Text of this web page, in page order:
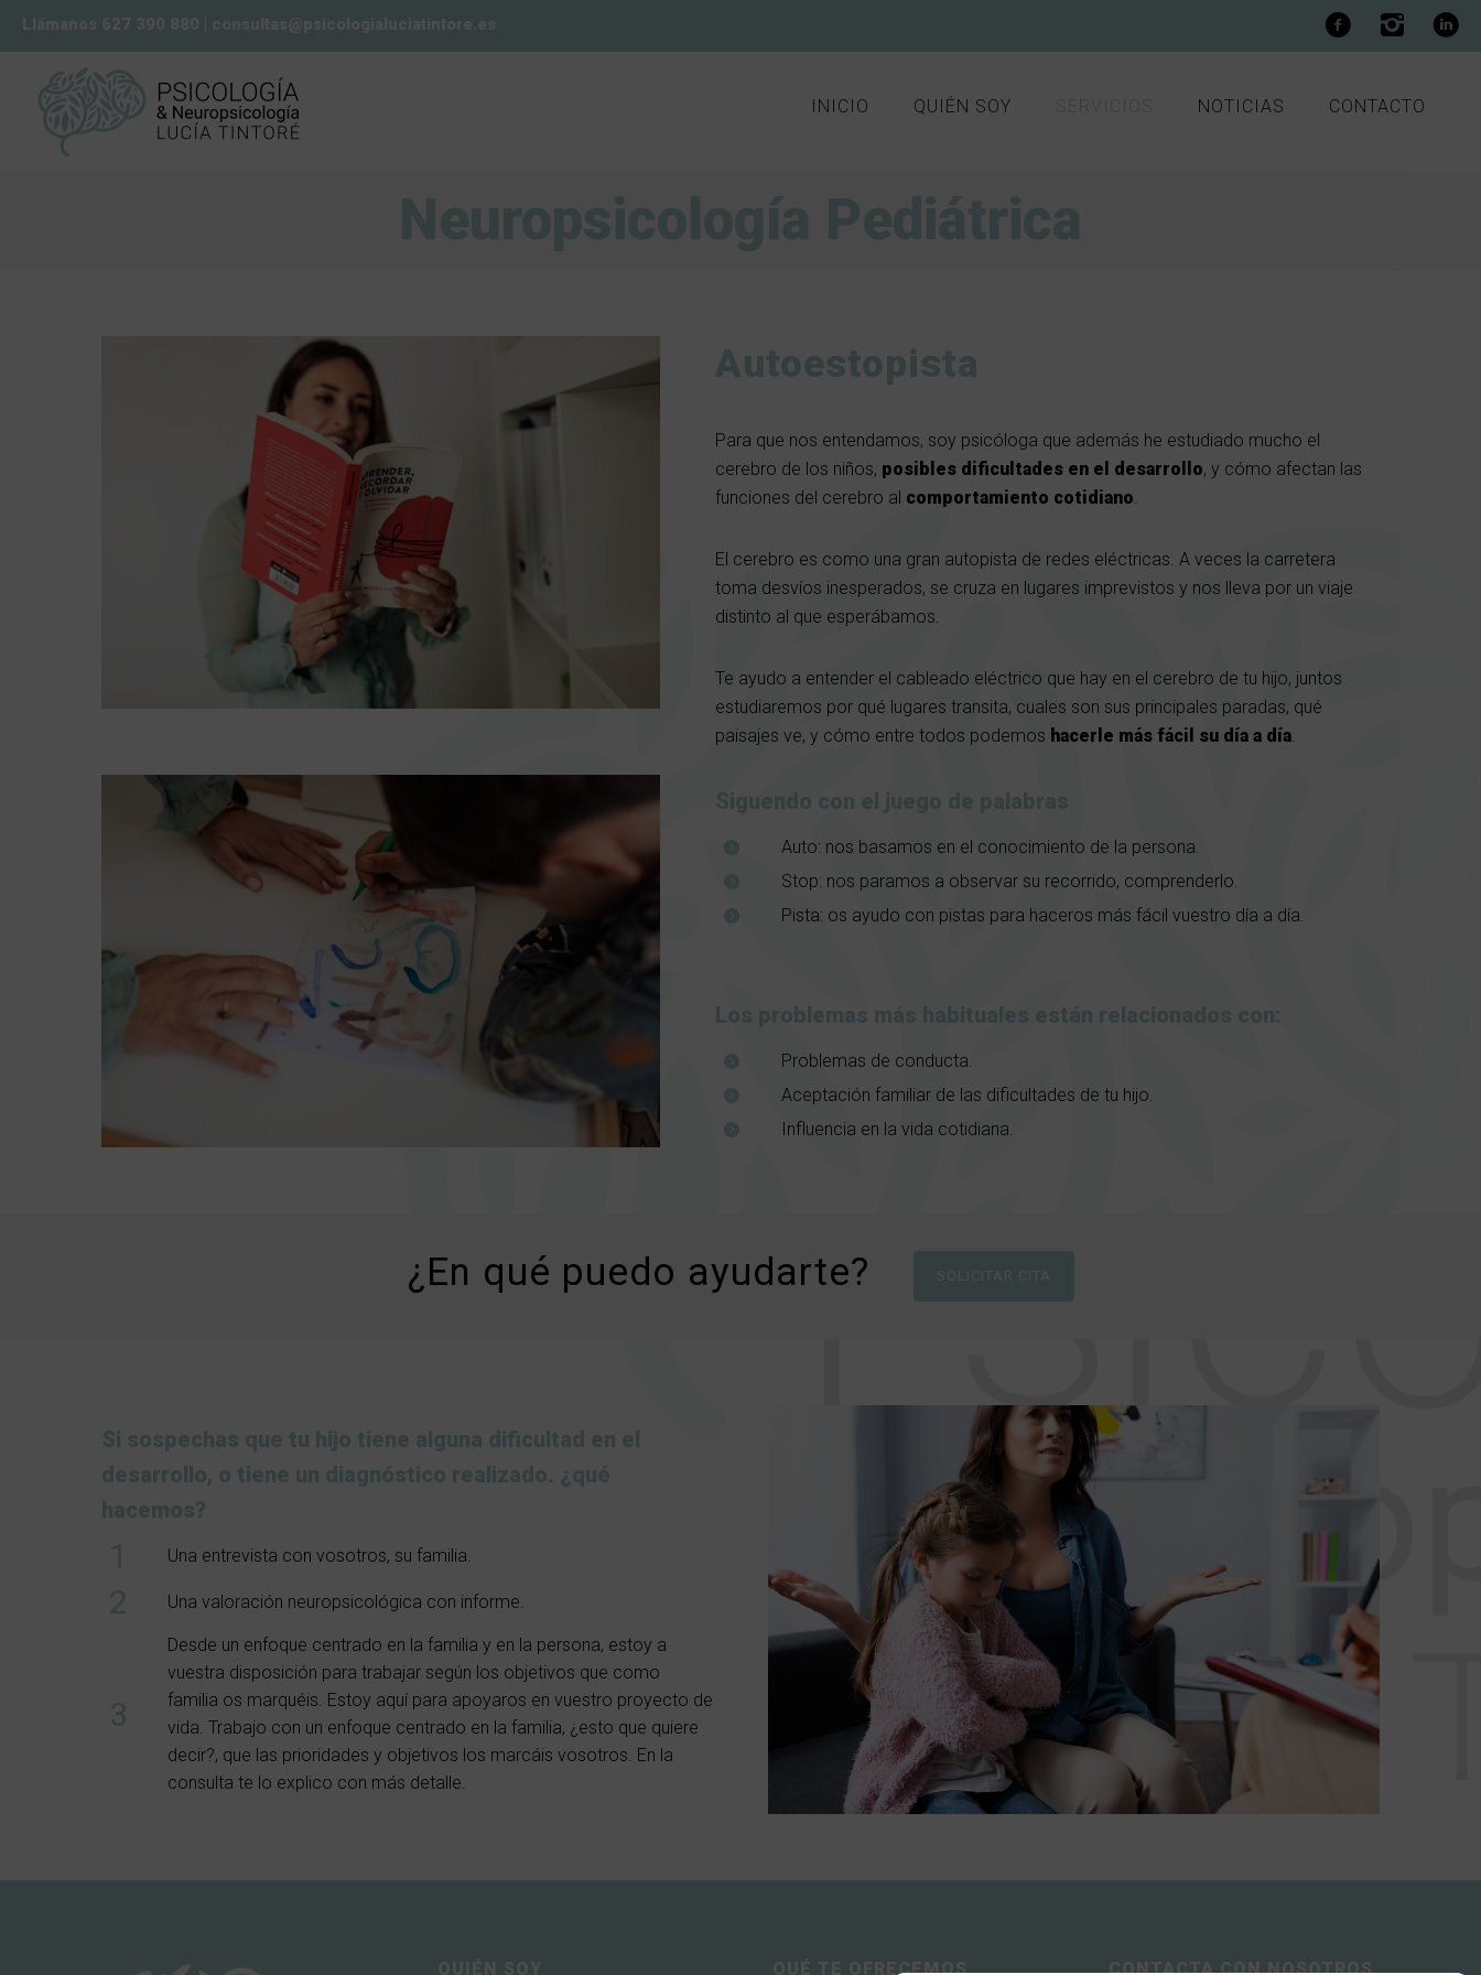
Llámanos 627 390 880 consultas@psicologialuciatintore.es
INICIO QUIÉN SOY SERVICIOS NOTICIAS CONTACTO
Autoestopista
Para que nos entendamos, soy psicóloga que además he estudiado mucho el
cerebro de los niños, posibles dificultades en el desarrollo, y cómo afectan las
funciones del cerebro al comportamiento cotidiano.
El cerebro es como una gran autopista de redes eléctricas. A veces la carretera
toma desvíos inesperados, se cruza en lugares imprevistos y nos lleva por un viaje
distinto al que esperábamos.
Te ayudo a entender el cableado eléctrico que hay en el cerebro de tu hijo, juntos
estudiaremos por qué lugares transita, cuales son sus principales paradas, qué
paisajes ve, y cómo entre todos podemos hacerle más fácil su día a día.
Siguendo con el juego de palabras
Auto: nos basamos en el conocimiento de la persona.
Stop: nos paramos a observar su recorrido, comprenderlo.
Pista: os ayudo con pistas para haceros más fácil vuestro día a día.
Los problemas más habituales están relacionados con:
Problemas de conducta.
Aceptación familiar de las dificultades de tu hijo.
Influencia en la vida cotidiana.
¿En qué puedo ayudarte? SOLICITAR CITA
Si sospechas que tu hijo tiene alguna dificultad en el
desarrollo, o tiene un diagnóstico realizado. ¿qué
hacemos?
Una entrevista con vosotros, su familia.
Una valoración neuropsicológica con informe.
Desde un enfoque centrado en la familia y en la persona, estoy a
vuestra disposición para trabajar según los objetivos que como
familia os marquéis. Estoy aquí para apoyaros en vuestro proyecto de
vida. Trabajo con un enfoque centrado en la familia, ¿esto que quiere
decir?, que las prioridades y objetivos los marcáis vosotros. En la
consulta te lo explico con más detalle.
QUIÉN SOY QUÉ TE OFRECEMOS CONTACTA CON NOSOTROS